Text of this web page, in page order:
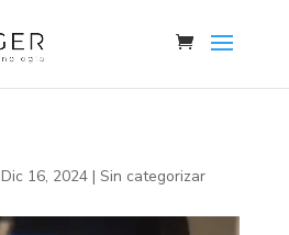
Dic 16, 2024| Sin categorizar